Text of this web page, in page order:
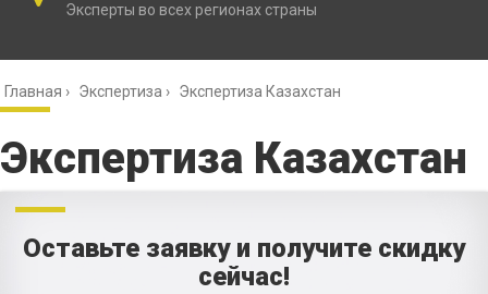
Эксперты во всех регионах страны
Главная › Экспертиза › Экспертиза Казахстан
Экспертиза Казахстан
Оставьте заявку и получите скидку
сейчас!